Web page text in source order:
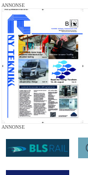
ANNONSE
ANNONSE